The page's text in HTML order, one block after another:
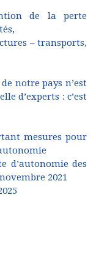
de la perte
– transports,
notre pays n’est
d’experts : c’est
mesures pour
d’autonomie des
2021